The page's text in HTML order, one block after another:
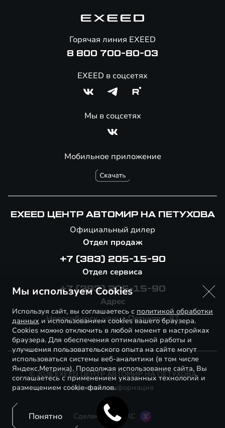
Помощь на дорогах
Специальные предложения
Мобильное приложение
Горячая линия EXEED
8 800 700-80-03
EXEED в соцсетях
Мы в соцсетях
EXEED ЦЕНТР АВТОМИР НА ПЕТУХОВА
Официальный дилер
Отдел продаж
+7 (383) 205-15-90
Отдел сервиса
+7 (383) 205-15-90
Адрес
Новосибирск, улица Петухова, 87
© 2026 EXEED ЦЕНТР АВТОМИР НА ПЕТУХОВА
Правовая информация
Сделано в ПЕРКС
Мы используем Cookies
Используя сайт, вы соглашаетесь с политикой обработки
данных и использованием cookies вашего браузера.
Cookies можно отключить в любой момент в настройках
браузера. Для обеспечения оптимальной работы и
улучшения пользовательского опыта на сайте могут
использоваться системы веб-аналитики (в том числе
Яндекс.Метрика). Продолжая использование сайта, Вы
соглашаетесь с применением указанных технологий и
размещением cookie-файлов.
Понятно